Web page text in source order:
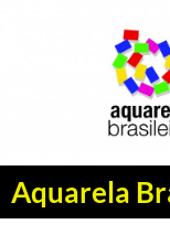
Aquarela
Pesquisar
PULAR